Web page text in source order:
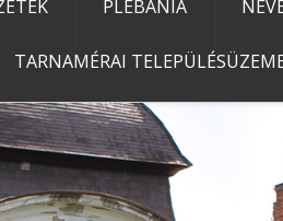
PLÉBÁNIA
TARNAMÉRAI